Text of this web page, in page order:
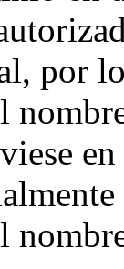
por